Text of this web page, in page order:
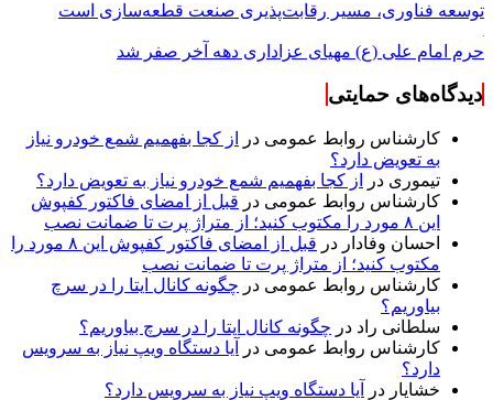
توسعه فناوری، مسیر رقابت‌پذیری صنعت قطعه‌سازی است
حرم امام علی (ع) مهیای عزاداری دهه آخر صفر شد
دیدگاه‌های حمایتی
کارشناس روابط عمومی در
از کجا بفهمیم شمع خودرو نیاز
به تعویض دارد؟
تیموری در
از کجا بفهمیم شمع خودرو نیاز به تعویض دارد؟
کارشناس روابط عمومی در قبل از امضای فاکتور کفپوش
این ۸ مورد را مکتوب کنید؛ از متراژ پرت تا ضمانت نصب
احسان وفادار در
قبل از امضای فاکتور کفپوش این ۸ مورد را
مکتوب کنید؛ از متراژ پرت تا ضمانت نصب
کارشناس روابط عمومی در چگونه کانال ایتا را در سرچ
بیاوریم؟
سلطانی راد در چگونه کانال ایتا را در سرچ بیاوریم؟
کارشناس روابط عمومی در
آیا دستگاه ویپ نیاز به سرویس
دارد؟
خشایار در آیا دستگاه ویپ نیاز به سرویس دارد؟